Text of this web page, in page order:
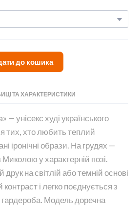
до кошика
ТА ХАРАКТЕРИСТИКИ
унісекс худі українського
тих, хто любить теплий
іронічні образи. На грудях —
у характерній позі.
на світлій або темній основі
і легко поєднується з
Модель доречна